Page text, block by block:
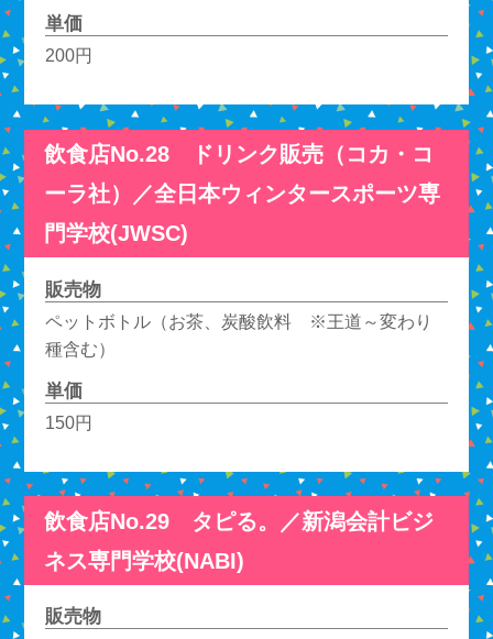
単価
200円
飲食店No.28 ドリンク販売（コカ・コ
ーラ社）／全日本ウィンタースポーツ専
門学校(JWSC)
販売物
ペットボトル（お茶、炭酸飲料 ※王道～変わり
種含む）
単価
150円
飲食店No.29 タピる。／新潟会計ビジ
ネス専門学校(NABI)
販売物